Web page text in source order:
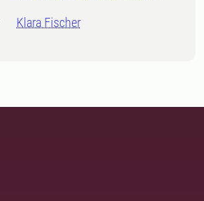
Klara Fischer